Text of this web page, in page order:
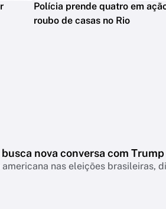
Polícia prende quatro em
roubo de casas no Rio
nova conversa com Trump
nas eleições brasileiras,